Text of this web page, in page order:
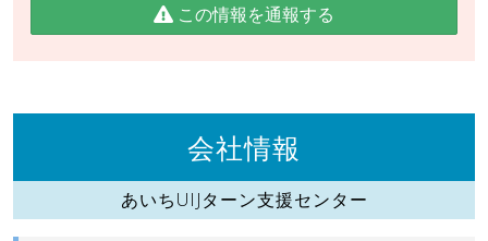
この情報を通報する
会社情報
あいちUIJターン支援センター